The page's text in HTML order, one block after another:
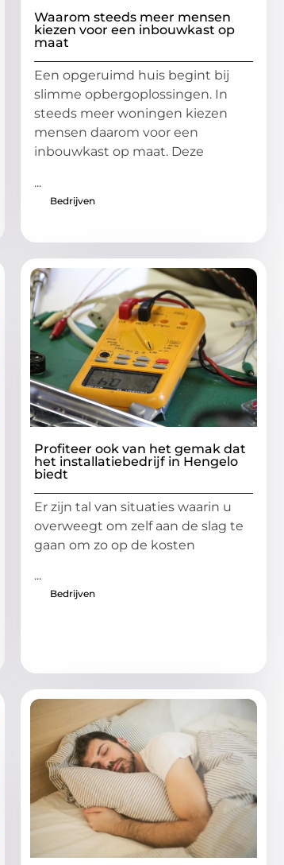
Waarom steeds meer mensen
kiezen voor een inbouwkast op
maat
Een opgeruimd huis begint bij
slimme opbergoplossingen. In
steeds meer woningen kiezen
mensen daarom voor een
inbouwkast op maat. Deze
...
Bedrijven
Profiteer ook van het gemak dat
het installatiebedrijf in Hengelo
biedt
Er zijn tal van situaties waarin u
overweegt om zelf aan de slag te
gaan om zo op de kosten
...
Bedrijven